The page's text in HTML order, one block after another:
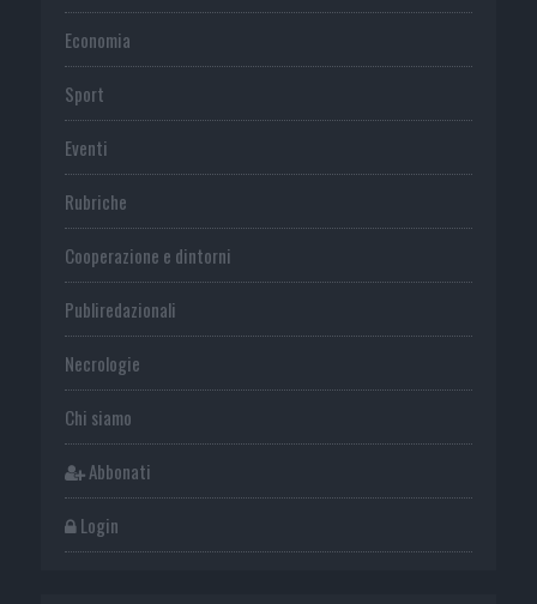
Economia
Sport
Eventi
Rubriche
Cooperazione e dintorni
Publiredazionali
Necrologie
Chi siamo
Abbonati
Login